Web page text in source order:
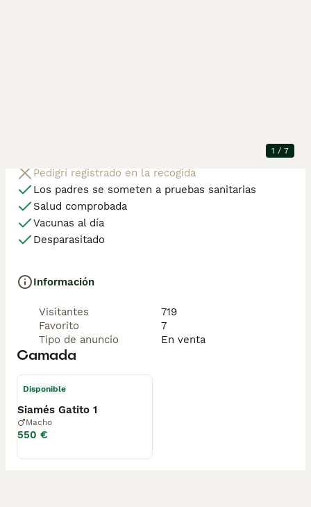
1 / 7
Pedigrí registrado en la recogida
Los padres se someten a pruebas sanitarias
Salud comprobada
Vacunas al día
Desparasitado
Información
Visitantes
719
Favorito
7
Tipo de anuncio
En venta
Camada
Disponible
Siamés Gatito 1
Macho
550 €